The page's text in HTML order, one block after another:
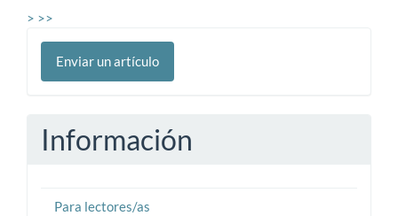
> >>
Enviar
unEnviar un artículo
Información
Para lectores/as